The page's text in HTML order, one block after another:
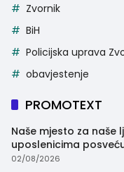
Zvornik
BiH
Policijska uprava
obavjestenje
PROMOTEXT
Naše mjesto za naše
uposlenicima
trenutak
02/08/2026